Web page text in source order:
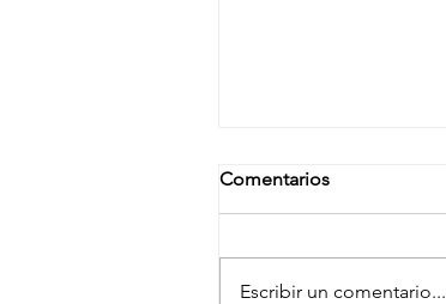
Comentarios
Escribir un comentario...